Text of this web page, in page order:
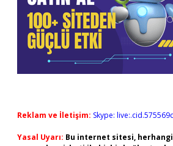
Reklam ve İletişim: Skype:
Yasal Uyarı: Bu internet sitesi,